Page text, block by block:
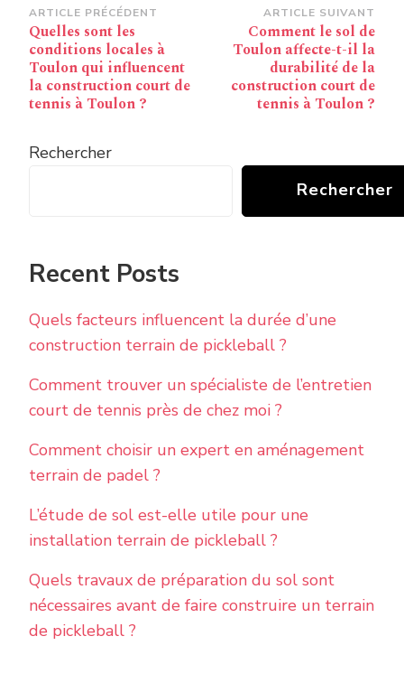
Navigation
d’article
ARTICLE PRÉCÉDENT
Quelles sont les
conditions locales à
Toulon qui influencent
la construction court de
tennis à Toulon ?
ARTICLE SUIVANT
Comment le sol de
Toulon affecte-t-il la
durabilité de la
construction court de
tennis à Toulon ?
Rechercher
Rechercher
Recent Posts
Quels facteurs influencent la durée d’une
construction terrain de pickleball ?
Comment trouver un spécialiste de l’entretien
court de tennis près de chez moi ?
Comment choisir un expert en aménagement
terrain de padel ?
L’étude de sol est-elle utile pour une
installation terrain de pickleball ?
Quels travaux de préparation du sol sont
nécessaires avant de faire construire un terrain
de pickleball ?